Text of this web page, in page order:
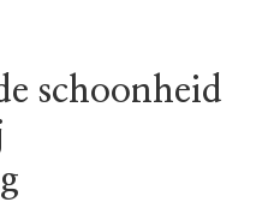
schoonheid